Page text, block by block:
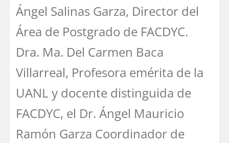
Ángel Salinas Garza, Director del
Área de Postgrado de FACDYC.
Dra. Ma. Del Carmen Baca
Villarreal, Profesora emérita de la
UANL y docente distinguida de
FACDYC, el Dr. Ángel Mauricio
Ramón Garza Coordinador de